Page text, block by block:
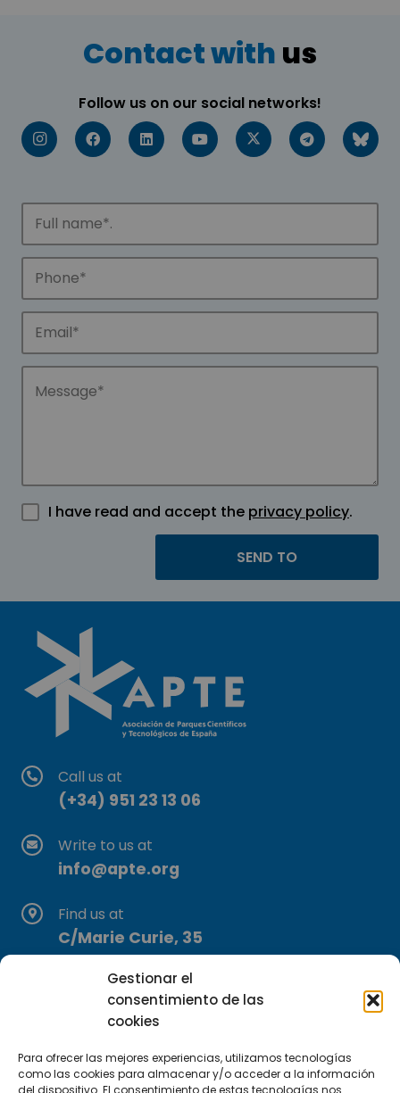
Gestionar el
consentimiento de las
cookies
Para ofrecer las mejores experiencias, utilizamos tecnologías
como las cookies para almacenar y/o acceder a la información
del dispositivo. El consentimiento de estas tecnologías nos
Contact with us
Follow us on our social networks!
I have read and accept the privacy policy.
Call us at
(+34) 951 23 13 06
Write to us at
info@apte.org
Find us at
C/Marie Curie, 35
29590 Campanillas, Málaga